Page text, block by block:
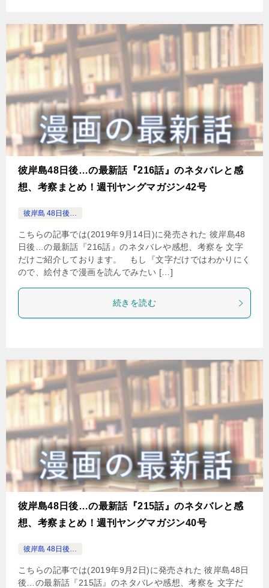
彼岸島48日後…の最新話『216話』のネタバレと感
想、考察まとめ！週刊ヤングマガジン42号
彼岸島 48日後…
こちらの記事では(2019年9月14日)に発売された 彼岸島48
日後…の最新話『216話』のネタバレや感想、考察を 文字
だけご紹介しております。 もし『文字だけではわかりにく
ので、絵付きで漫画を読んでみたい […]
続きを読む
彼岸島48日後…の最新話『215話』のネタバレと感
想、考察まとめ！週刊ヤングマガジン40号
彼岸島 48日後…
こちらの記事では(2019年9月2日)に発売された 彼岸島48日
後…の最新話『215話』のネタバレや感想、考察を 文字だ